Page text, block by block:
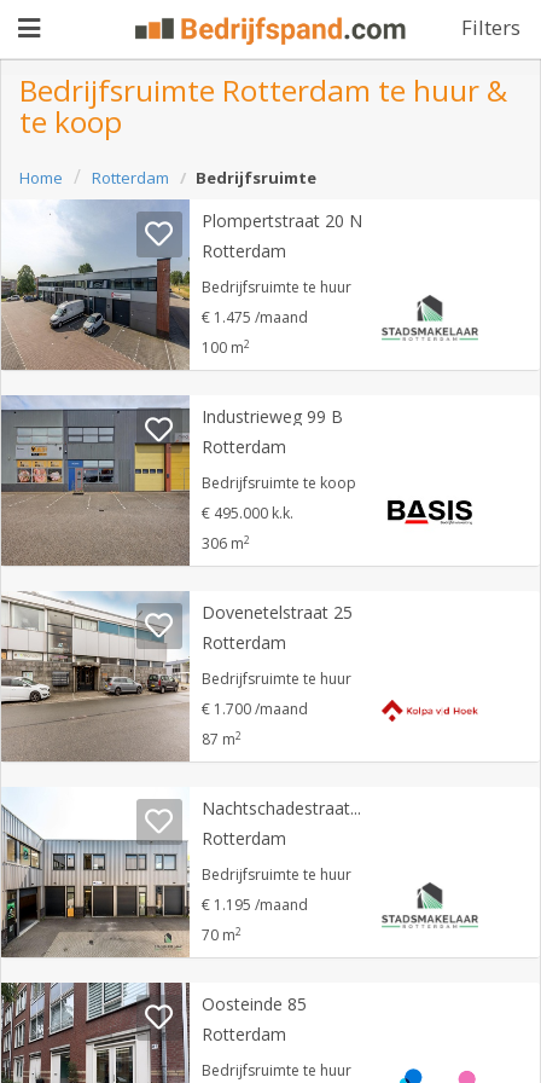
Filters
aanbieden
Pand
zoeken
Waarom
adverteren
Premium
adverteren
Registreren
Login
Bedrijfsruimte Rotterdam te huur &
te koop
Home Rotterdam Bedrijfsruimte
Plompertstraat 20 N
Rotterdam
Bedrijfsruimte te huur
€ 1.475 /maand
100 m2
Industrieweg 99 B
Rotterdam
Bedrijfsruimte te koop
€ 495.000 k.k.
306 m2
Dovenetelstraat 25
Rotterdam
Bedrijfsruimte te huur
€ 1.700 /maand
87 m2
Nachtschadestraat 17 D
Rotterdam
Bedrijfsruimte te huur
€ 1.195 /maand
70 m2
Oosteinde 85
Rotterdam
Bedrijfsruimte te huur